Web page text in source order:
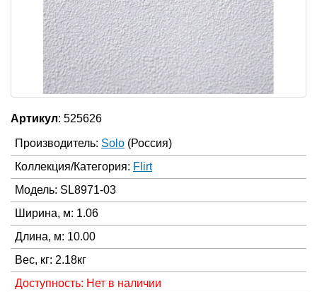
Артикул: 525626
Производитель: Solo (Россия)
Коллекция/Категория: Flirt
Модель: SL8971-03
Ширина, м: 1.06
Длина, м: 10.00
Вес, кг: 2.18кг
Доступность: Нет в наличии